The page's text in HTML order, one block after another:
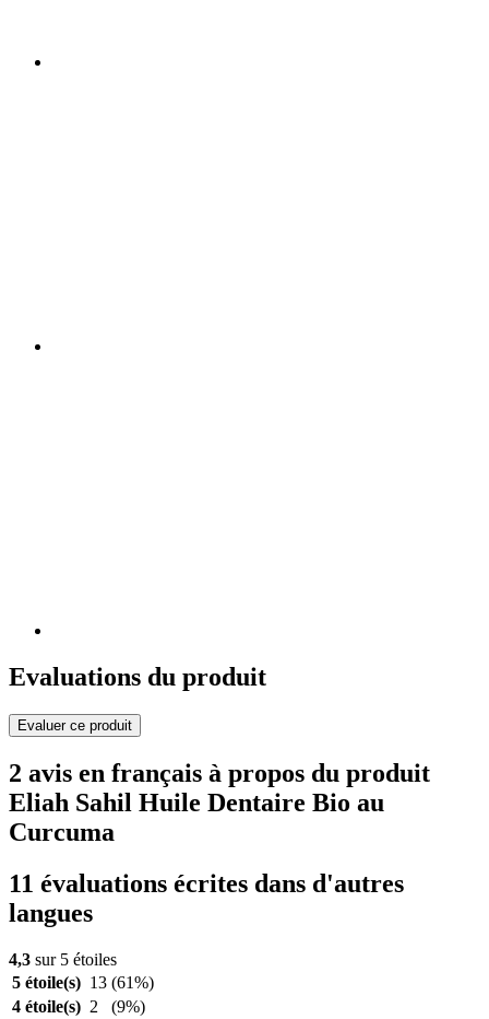
Evaluations du produit
Evaluer ce produit
2 avis en français à propos du produit
Eliah Sahil Huile Dentaire Bio au
Curcuma
11 évaluations écrites dans d'autres
langues
4,3 sur 5 étoiles
5 étoile(s) 13 (61%)
4 étoile(s) 2
(9%)